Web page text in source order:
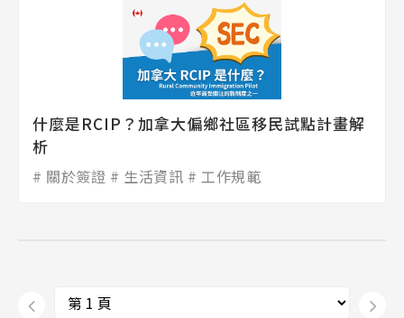
什麼是RCIP？加拿大偏鄉社區移民試點計畫解
析
關於簽證 生活資訊 工作規範